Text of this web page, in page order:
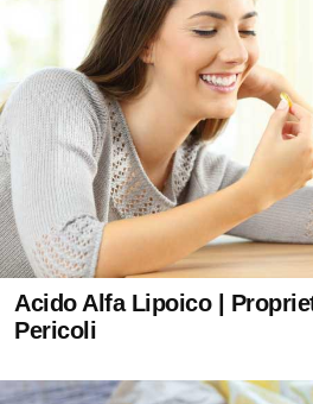
Acido Alfa Lipoico |
Pericoli